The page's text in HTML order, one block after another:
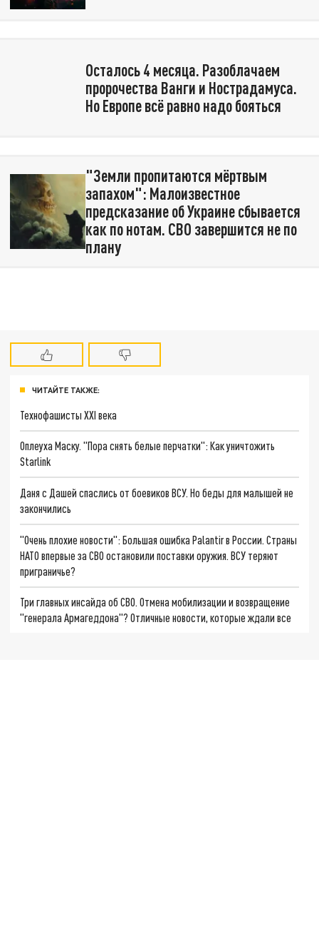
Осталось 4 месяца. Разоблачаем
пророчества Ванги и Нострадамуса.
Но Европе всё равно надо бояться
"Земли пропитаются мёртвым
запахом": Малоизвестное
предсказание об Украине сбывается
как по нотам. СВО завершится не по
плану
ЧИТАЙТЕ ТАКЖЕ:
Технофашисты XXI века
Оплеуха Маску. "Пора снять белые перчатки": Как уничтожить
Starlink
Даня с Дашей спаслись от боевиков ВСУ. Но беды для малышей не
закончились
"Очень плохие новости": Большая ошибка Palantir в России. Страны
НАТО впервые за СВО остановили поставки оружия. ВСУ теряют
приграничье?
Три главных инсайда об СВО. Отмена мобилизации и возвращение
"генерала Армагеддона"? Отличные новости, которые ждали все